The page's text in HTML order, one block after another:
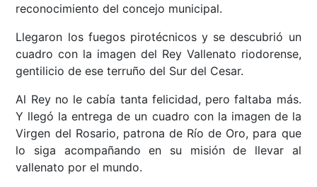
reconocimiento del concejo municipal.
Llegaron los fuegos pirotécnicos y se descubrió un
cuadro con la imagen del Rey Vallenato riodorense,
gentilicio de ese terruño del Sur del Cesar.
Al Rey no le cabía tanta felicidad, pero faltaba más.
Y llegó la entrega de un cuadro con la imagen de la
Virgen del Rosario, patrona de Río de Oro, para que
lo siga acompañando en su misión de llevar al
vallenato por el mundo.